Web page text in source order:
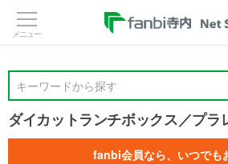
キーワードから探す
ダイカットランチボックス／プラ
fanbi会員なら、いつでも